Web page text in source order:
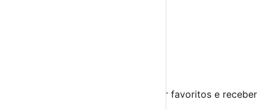
Cria uma conta gratuita para guardar favoritos e receber